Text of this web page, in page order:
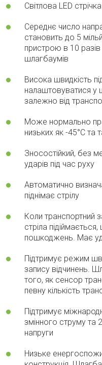
Світлова LED
Середнє число
становить до 5
пристрою в 10
шлагбаумів
Висока швидкість
налаштовуватися у
залежно від
Може нормально
низьких як -45°C та
Зносостійкий, без
ударів під час руху
Автоматично
піднімає стрілу
Коли транспортний
стріла
пошкоджень. Має
Підтримує режим
запису відчинень.
того, як сенсор
певну кількість
Підтримує
змінного струму та
напруги
Низьке